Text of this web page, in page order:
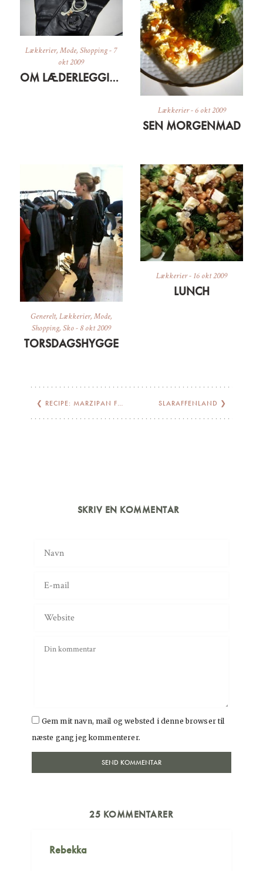
Lækkerier,Mode,Shopping- 7
okt 2009
OM LÆDERLEGGINS OG GRÆSKARSUPPE
Lækkerier- 6 okt 2009
SEN MORGENMAD
Generelt, Lækkerier, Mode,
Shopping, Sko-8 okt 2009
TORSDAGSHYGGE
Lækkerier- 16 okt 2009
LUNCH
❮ RECIPE: MARZIPAN FRUIT CAKE SLARAFFENLAND ❯
SKRIV EN KOMMENTAR
Gem mit navn, mail og websted i denne browser til
næste gang jeg kommenterer.
25 KOMMENTARER
Rebekka